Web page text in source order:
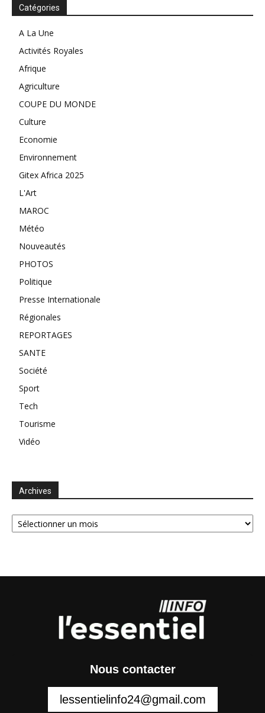
Catégories
A La Une
Activités Royales
Afrique
Agriculture
COUPE DU MONDE
Culture
Economie
Environnement
Gitex Africa 2025
L'Art
MAROC
Météo
Nouveautés
PHOTOS
Politique
Presse Internationale
Régionales
REPORTAGES
SANTE
Société
Sport
Tech
Tourisme
Vidéo
Archives
Archives
Nous contacter
lessentielinfo24@gmail.com